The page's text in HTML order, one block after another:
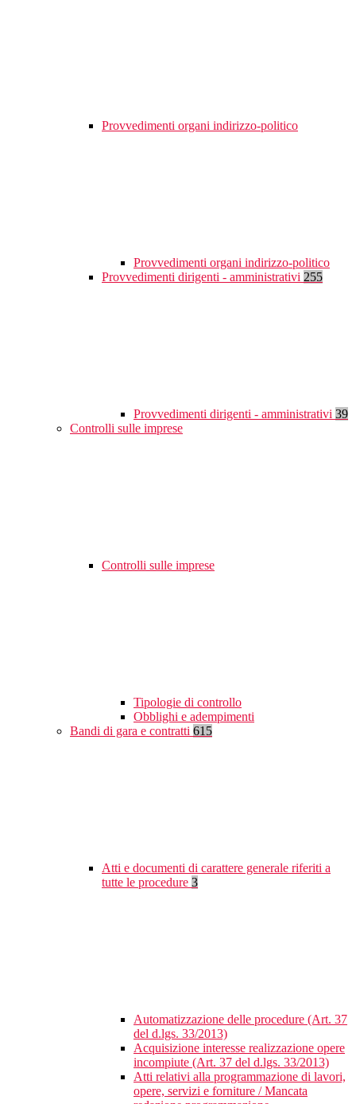
Provvedimenti organi indirizzo-politico
Provvedimenti organi indirizzo-politico
Provvedimenti dirigenti - amministrativi 255
Provvedimenti dirigenti - amministrativi 39
Controlli sulle imprese
Controlli sulle imprese
Tipologie di controllo
Obblighi e adempimenti
Bandi di gara e contratti 615
Atti e documenti di carattere generale riferiti a
tutte le procedure 3
Automatizzazione delle procedure (Art. 37
del d.lgs. 33/2013)
Acquisizione interesse realizzazione opere
incompiute (Art. 37 del d.lgs. 33/2013)
Atti relativi alla programmazione di lavori,
opere, servizi e forniture / Mancata